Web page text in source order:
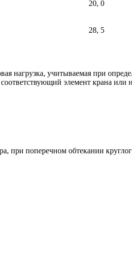
20, 0
28, 5
нагрузка, учитываемая при
элемент крана или
при поперечном обтекании